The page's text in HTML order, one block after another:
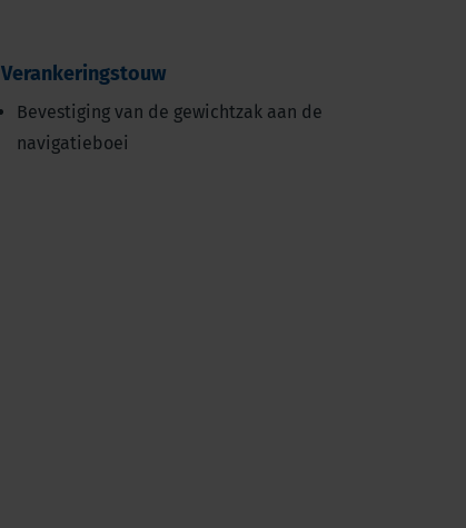
Verankeringstouw
Bevestiging van de gewichtzak aan de
navigatieboei